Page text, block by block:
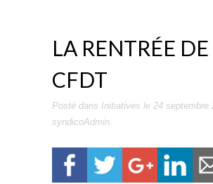
LA RENTRÉE
CFDT
Posté dans Initiatives le 24 septembre
syndicoAdmin.